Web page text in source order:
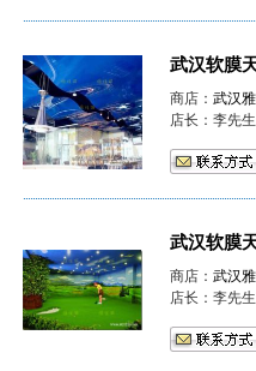
武汉软膜
商店： 武汉
店长：李先生
武汉软膜
商店： 武汉
店长：李先生